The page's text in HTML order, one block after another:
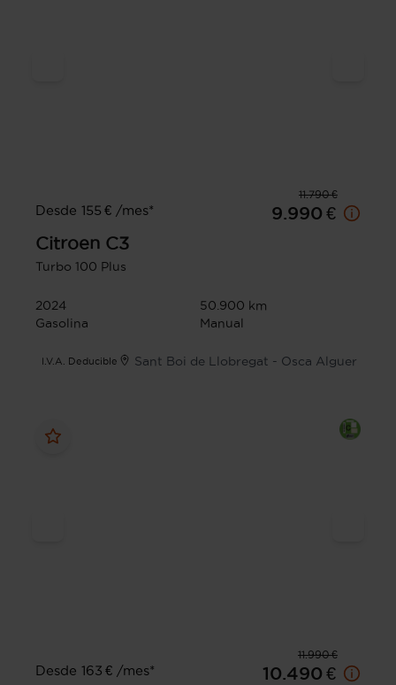
11.790 €
Desde 155 € /mes*
9.990 €
Citroen C3
Turbo 100 Plus
2024
50.900 km
Gasolina
Manual
I.V.A. Deducible Sant Boi de Llobregat - Osca Alguer
11.990 €
Desde 163 € /mes*
10.490 €